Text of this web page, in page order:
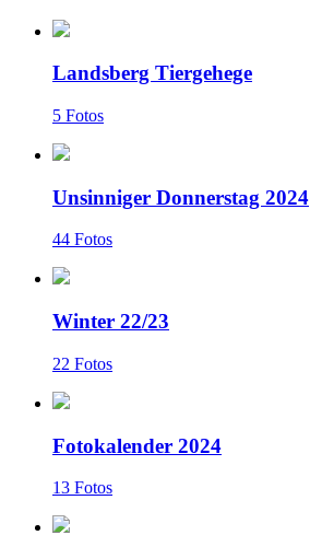
Landsberg Tiergehege
5 Fotos
Unsinniger Donnerstag 2024
44 Fotos
Winter 22/23
22 Fotos
Fotokalender 2024
13 Fotos